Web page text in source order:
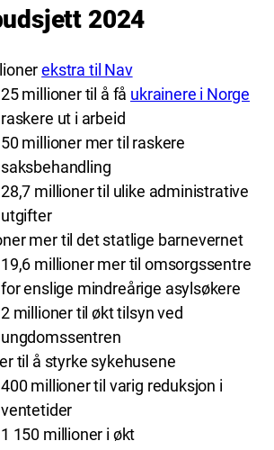
2024
ekstra til Nav
25 millioner til å få ukrainere i Norge
raskere ut i arbeid
50 millioner mer til raskere
saksbehandling
28,7 millioner til ulike administrative
utgifter
mer til det statlige barnevernet
19,6 millioner mer til omsorgssentre
for enslige mindreårige asylsøkere
2 millioner til økt tilsyn ved
ungdomssentren
til å styrke sykehusene
400 millioner til varig reduksjon i
ventetider
1 150 millioner i økt